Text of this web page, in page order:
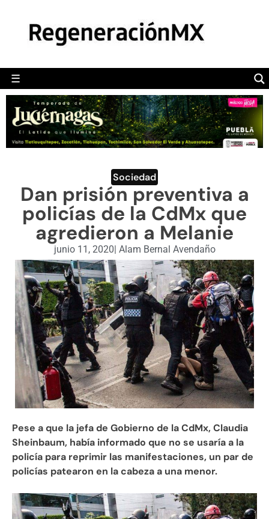
☰
POLÍTICA
CAMALEÓN
OPINIÓN
DEPORTES
ENGLISH SECTION
VIDEOS
Sociedad
Dan prisión preventiva a
policías de la CdMx que
agredieron a Melanie
junio 11, 2020| Alam Bernal Avendaño
Pese a que la jefa de Gobierno de la CdMx, Claudia
Sheinbaum, había informado que no se usaría a la
policía para reprimir las manifestaciones, un par de
policías patearon en la cabeza a una menor.